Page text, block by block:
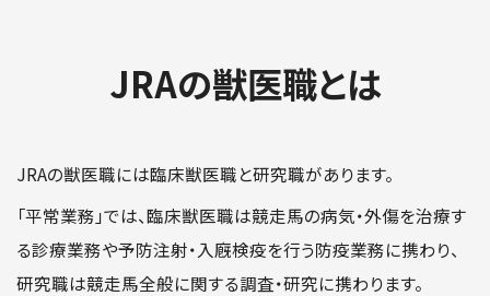
JRAの獣医職とは
JRAの獣医職には臨床獣医職と研究職があります。
「平常業務」では、臨床獣医職は競走馬の病気・外傷を治療す
る診療業務や予防注射・入廐検疫を行う防疫業務に携わり、
研究職は競走馬全般に関する調査・研究に携わります。